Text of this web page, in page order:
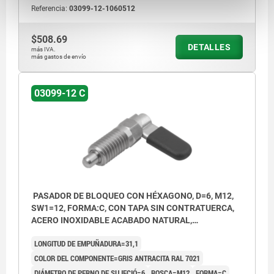
Referencia: 03099-12-1060512
$508.69
más IVA.
más gastos de envío
DETALLES
03099-12 C
PASADOR DE BLOQUEO CON HÉXAGONO, D=6, M12,
SW1=12, FORMA:C, CON TAPA SIN CONTRATUERCA,
ACERO INOXIDABLE ACABADO NATURAL,
LONGITUD DE EMPUÑADURA=31,1
COLOR DEL COMPONENTE=GRIS ANTRACITA RAL 7021